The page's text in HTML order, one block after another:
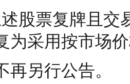
为采用按市场
再另行公告。